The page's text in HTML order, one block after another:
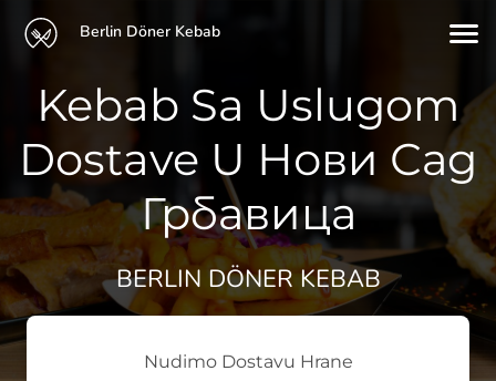
Berlin Döner Kebab
Kebab Sa Uslugom
Dostave U Нови Сад
Грбавица
BERLIN DÖNER KEBAB
Nudimo Dostavu Hrane